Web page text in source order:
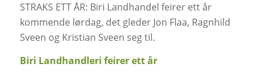
STRAKS ETT ÅR: Biri Landhandel feirer ett år
kommende lørdag, det gleder Jon Flaa, Ragnhild
Sveen og Kristian Sveen seg til.
Biri Landhandleri feirer ett år